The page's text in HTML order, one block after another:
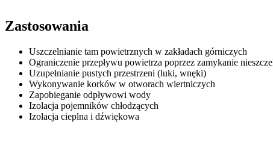
Zastosowania
Uszczelnianie tam powietrznych w zakładach górniczych
Ograniczenie przepływu powietrza poprzez zamykanie
Uzupełnianie pustych przestrzeni (luki, wnęki)
Wykonywanie korków w otworach wiertniczych
Zapobieganie odpływowi wody
Izolacja pojemników chłodzących
Izolacja cieplna i dźwiękowa